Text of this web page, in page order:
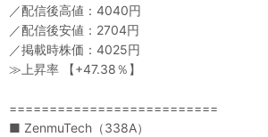
／配信後高値：4040円
／配信後安値：2704円
／掲載時株価：4025円
≫上昇率 【+47.38％】
==========================
■ ZenmuTech（338A）